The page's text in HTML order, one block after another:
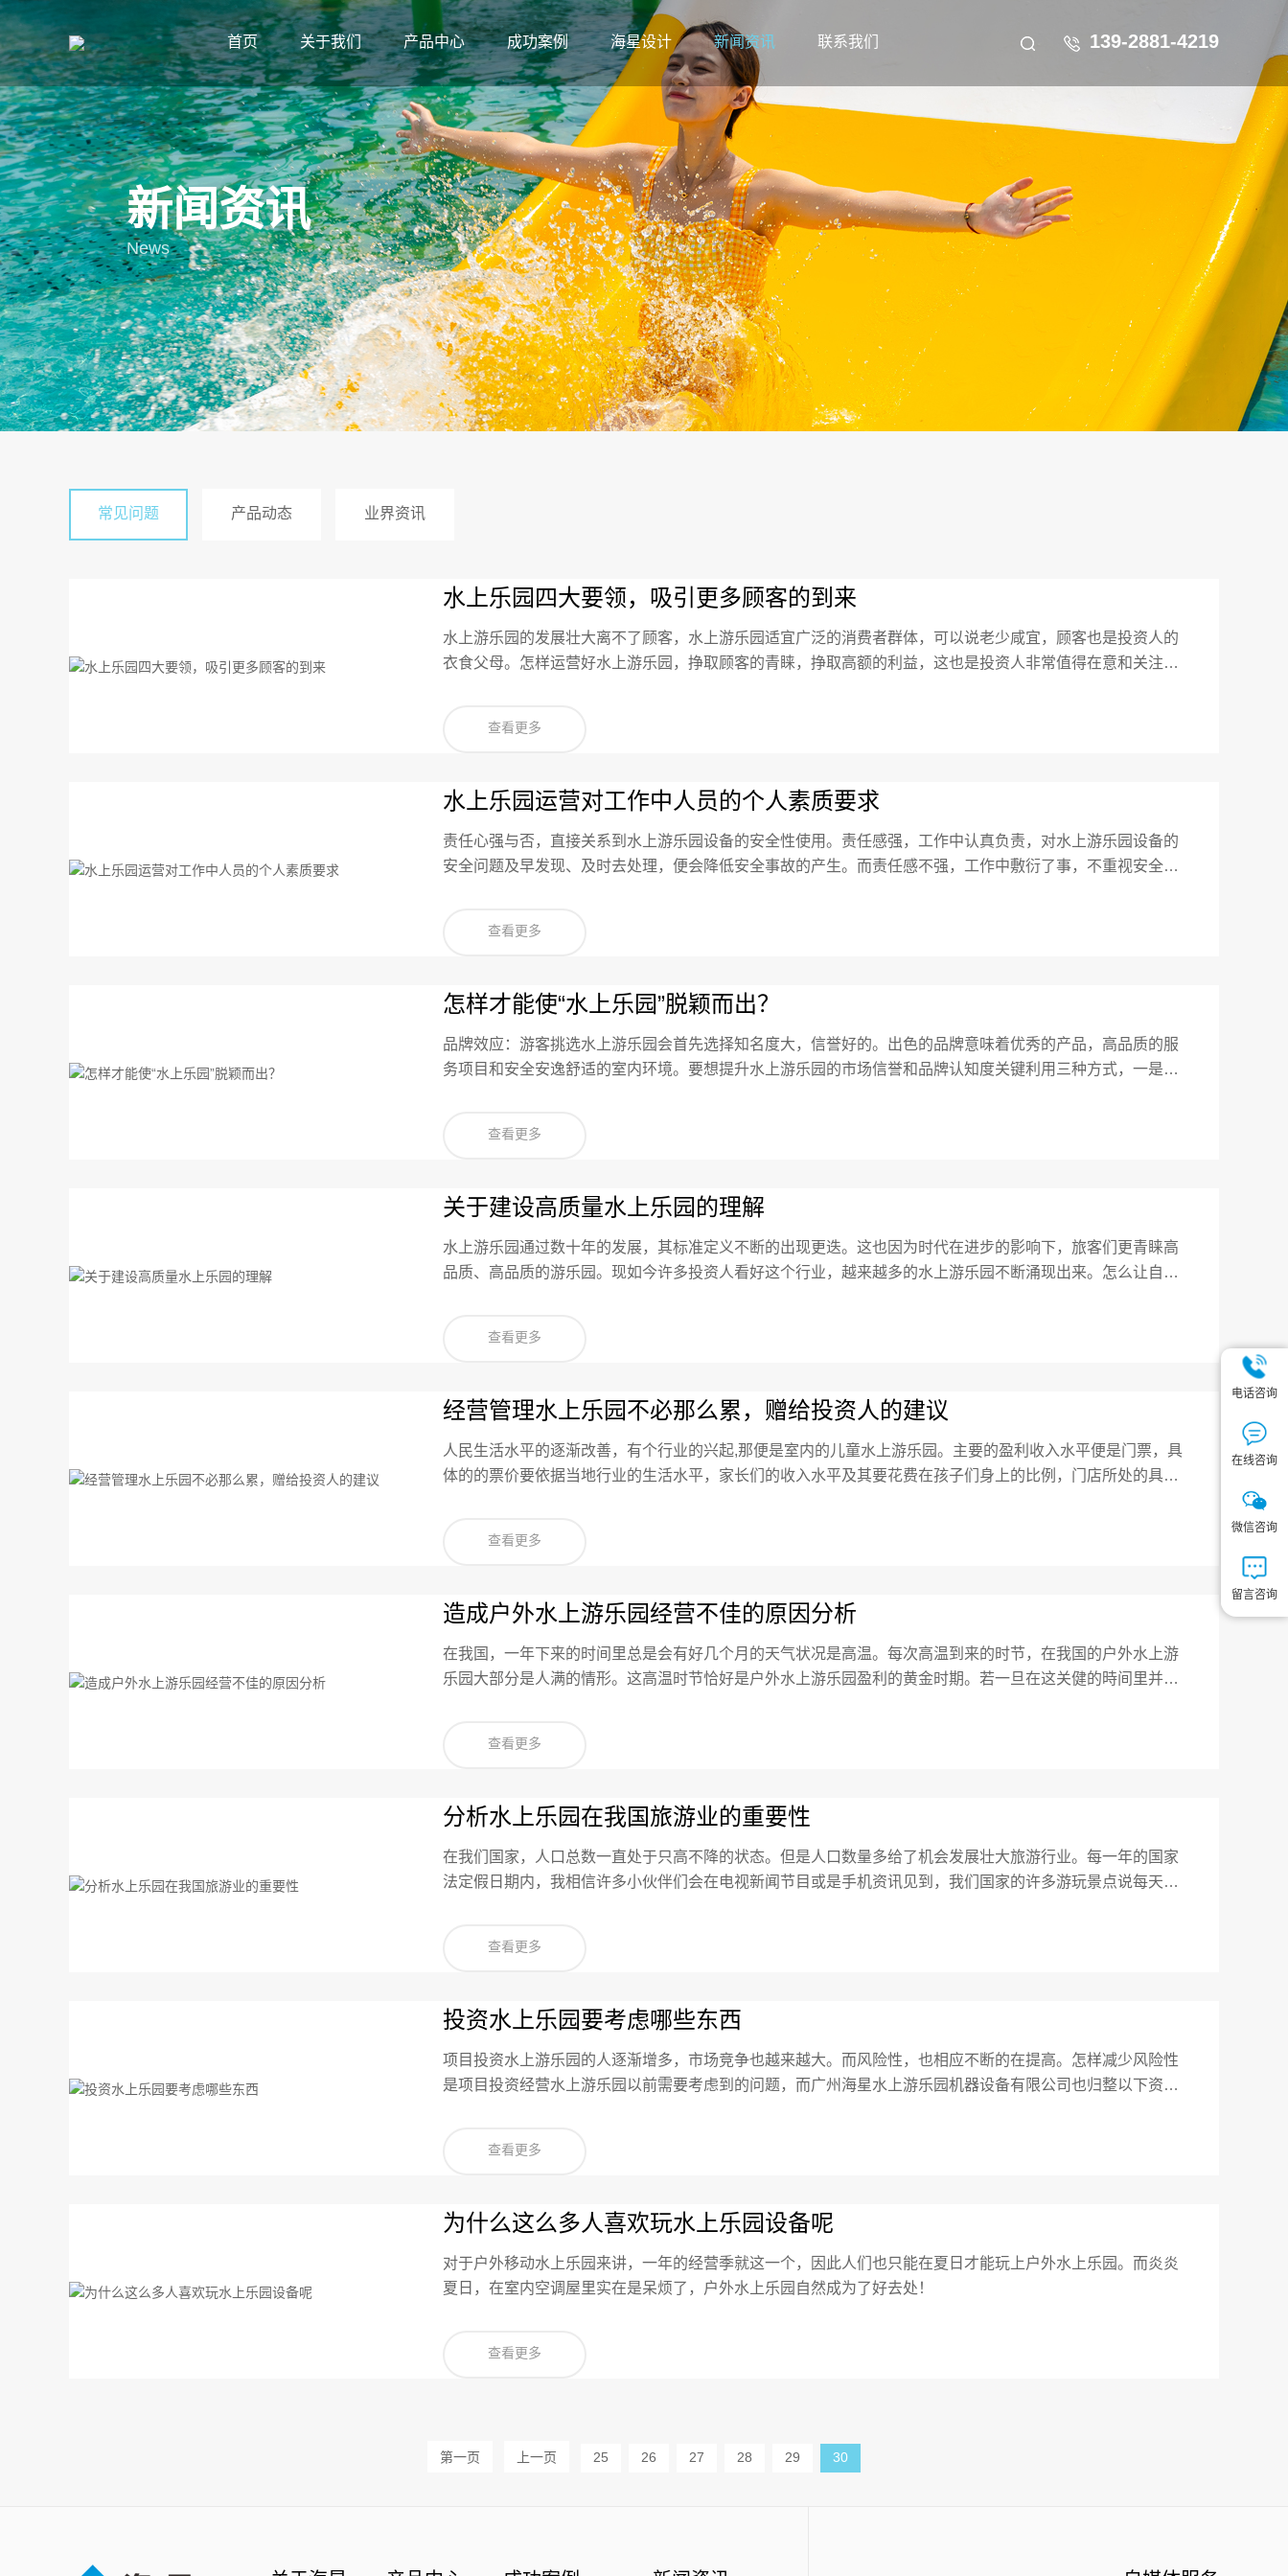
139-2881-4219
首页 关于我们 产品中心 成功案例 海星设计 新闻资讯 联系我们
电话咨询
在线咨询
微信咨询
留言咨询
新闻资讯
News
常见问题 产品动态 业界资讯
水上乐园四大要领，吸引更多顾客的到来
水上游乐园的发展壮大离不了顾客，水上游乐园适宜广泛的消费者群体，可以说老少咸宜，顾客也是投资人的
衣食父母。怎样运营好水上游乐园，挣取顾客的青睐，挣取高额的利益，这也是投资人非常值得在意和关注的
查看更多
水上乐园运营对工作中人员的个人素质要求
责任心强与否，直接关系到水上游乐园设备的安全性使用。责任感强，工作中认真负责，对水上游乐园设备的
安全问题及早发现、及时去处理，便会降低安全事故的产生。而责任感不强，工作中敷衍了事，不重视安全隐
查看更多
怎样才能使“水上乐园”脱颖而出？
品牌效应：游客挑选水上游乐园会首先选择知名度大，信誉好的。出色的品牌意味着优秀的产品，高品质的服
务项目和安全安逸舒适的室内环境。要想提升水上游乐园的市场信誉和品牌认知度关键利用三种方式，一是独
查看更多
关于建设高质量水上乐园的理解
水上游乐园通过数十年的发展，其标准定义不断的出现更迭。这也因为时代在进步的影响下，旅客们更青睐高
品质、高品质的游乐园。现如今许多投资人看好这个行业，越来越多的水上游乐园不断涌现出来。怎么让自家
查看更多
经营管理水上乐园不必那么累，赠给投资人的建议
人民生活水平的逐渐改善，有个行业的兴起,那便是室内的儿童水上游乐园。主要的盈利收入水平便是门票，具
体的的票价要依据当地行业的生活水平，家长们的收入水平及其要花费在孩子们身上的比例，门店所处的具体
查看更多
造成户外水上游乐园经营不佳的原因分析
在我国，一年下来的时间里总是会有好几个月的天气状况是高温。每次高温到来的时节，在我国的户外水上游
乐园大部分是人满的情形。这高温时节恰好是户外水上游乐园盈利的黄金时期。若一旦在这关健的時间里并没
查看更多
分析水上乐园在我国旅游业的重要性
在我们国家，人口总数一直处于只高不降的状态。但是人口数量多给了机会发展壮大旅游行业。每一年的国家
法定假日期内，我相信许多小伙伴们会在电视新闻节目或是手机资讯见到，我们国家的许多游玩景点说每天接
查看更多
投资水上乐园要考虑哪些东西
项目投资水上游乐园的人逐渐增多，市场竞争也越来越大。而风险性，也相应不断的在提高。怎样减少风险性
是项目投资经营水上游乐园以前需要考虑到的问题，而广州海星水上游乐园机器设备有限公司也归整以下资
查看更多
为什么这么多人喜欢玩水上乐园设备呢
对于户外移动水上乐园来讲，一年的经营季就这一个，因此人们也只能在夏日才能玩上户外水上乐园。而炎炎
夏日，在室内空调屋里实在是呆烦了，户外水上乐园自然成为了好去处！
查看更多
第一页 上一页 25 26 27 28 29 30